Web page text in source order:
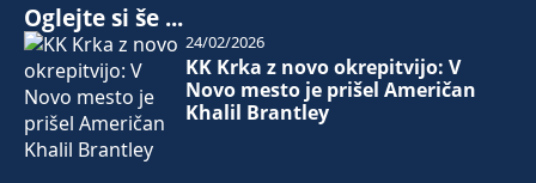
Oglejte si še ...
KK Krka z novo okrepitvijo: V
Novo mesto je prišel Američan
Khalil Brantley
24/02/2026